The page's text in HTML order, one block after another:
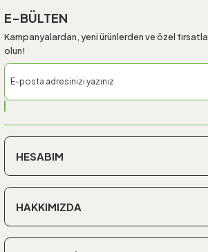
E-BÜLTEN
Kampanyalardan, yeni ürünlerden ve özel
olun!
HESABIM
HAKKIMIZDA